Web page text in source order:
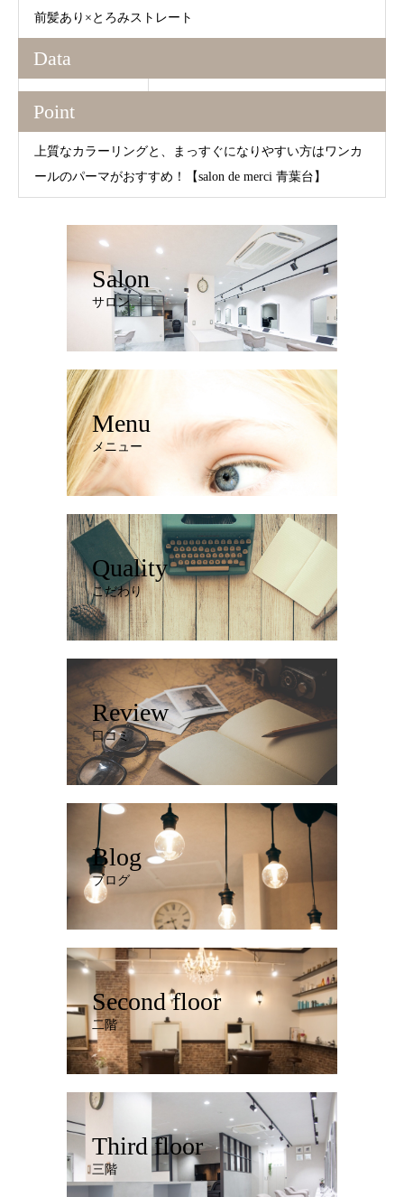
前髪あり×とろみストレート
Data
Point
上質なカラーリングと、まっすぐになりやすい方はワンカ
ールのパーマがおすすめ！【salon de merci 青葉台】
Salon
サロン
Menu
メニュー
Quality
こだわり
Review
口コミ
Blog
ブログ
Second floor
二階
Third floor
三階